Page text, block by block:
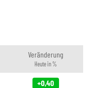
Veränderung
Heute in %
+0,40